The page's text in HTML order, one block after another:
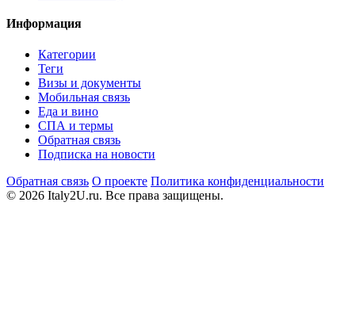
Информация
Категории
Теги
Визы и документы
Мобильная связь
Еда и вино
СПА и термы
Обратная связь
Подписка на новости
Обратная связь О проекте Политика конфиденциальности
© 2026 Italy2U.ru. Все права защищены.